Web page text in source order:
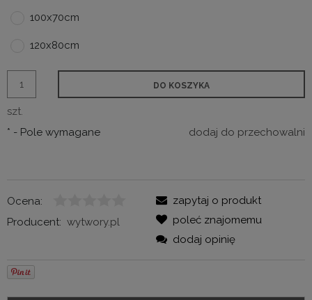
100x70cm
120x80cm
szt.
DO KOSZYKA
dodaj do przechowalni
* - Pole wymagane
Ocena:
Producent: wytwory.pl
zapytaj o produkt
poleć znajomemu
dodaj opinię